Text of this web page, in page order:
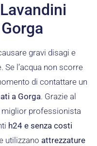
gravi disagi e
Se l’acqua non scorre
di contattare un
a Gorga. Grazie al
professionista
h24 e senza costi
utilizzano attrezzature